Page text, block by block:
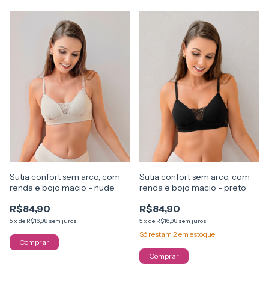
Sutiä confort sem arco, com
renda e bojo macio - nude
R$84,90
5x de R$16,98 sem juros
Comprar
Sutiä confort sem arco, com
renda e bojo macio - preto
R$84,90
5x de R$16,98 sem juros
Só restam 2em estoque!
Comprar